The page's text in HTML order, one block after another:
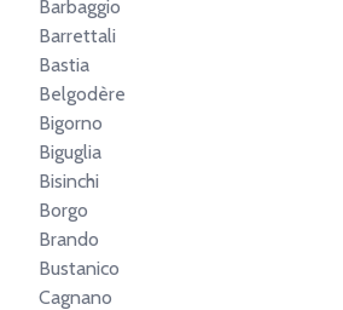
Barbaggio
Barrettali
Bastia
Belgodère
Bigorno
Biguglia
Bisinchi
Borgo
Brando
Bustanico
Cagnano